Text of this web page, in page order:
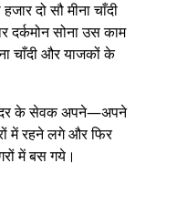
दो सौ मीना चाँदी
दर्कमोन सोना उस काम
चाँदी और याजकों के
के सेवक अपने—अपने
में रहने लगे और फिर
में बस गये।